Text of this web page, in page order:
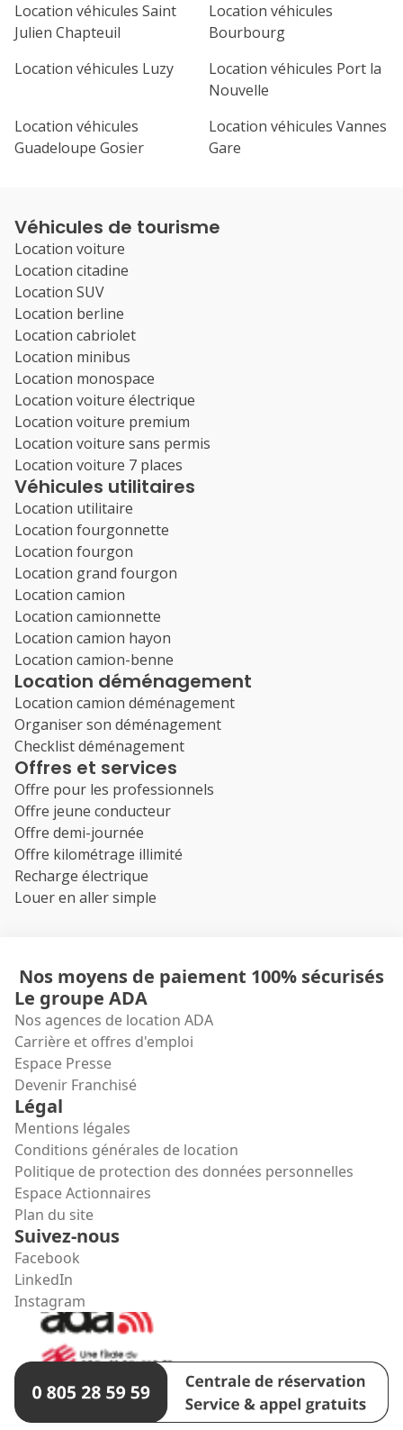
Location véhicules Saint
Julien Chapteuil
Location véhicules
Bourbourg
Location véhicules Luzy
Location véhicules Port la
Nouvelle
Location véhicules
Guadeloupe Gosier
Location véhicules Vannes
Gare
Véhicules de tourisme
Location voiture
Location citadine
Location SUV
Location berline
Location cabriolet
Location minibus
Location monospace
Location voiture électrique
Location voiture premium
Location voiture sans permis
Location voiture 7 places
Véhicules utilitaires
Location utilitaire
Location fourgonnette
Location fourgon
Location grand fourgon
Location camion
Location camionnette
Location camion hayon
Location camion-benne
Location déménagement
Location camion déménagement
Organiser son déménagement
Checklist déménagement
Offres et services
Offre pour les professionnels
Offre jeune conducteur
Offre demi-journée
Offre kilométrage illimité
Recharge électrique
Louer en aller simple
Nos moyens de paiement 100% sécurisés
Le groupe ADA
Nos agences de location ADA
Carrière et offres d'emploi
Espace Presse
Devenir Franchisé
Légal
Mentions légales
Conditions générales de location
Politique de protection des données personnelles
Espace Actionnaires
Plan du site
Suivez-nous
Facebook
LinkedIn
Instagram